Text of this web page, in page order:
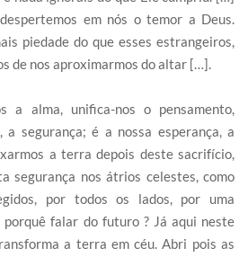
em nós o temor a Deus.
piedade do que esses estrangeiros,
de nos aproximarmos do altar […].
a alma, unifica-nos o pensamento,
a segurança; é a nossa esperança, a
a terra depois deste sacrifício,
segurança nos átrios celestes, como
por todos os lados, por uma
falar do futuro ? Já aqui neste
a terra em céu. Abri pois as